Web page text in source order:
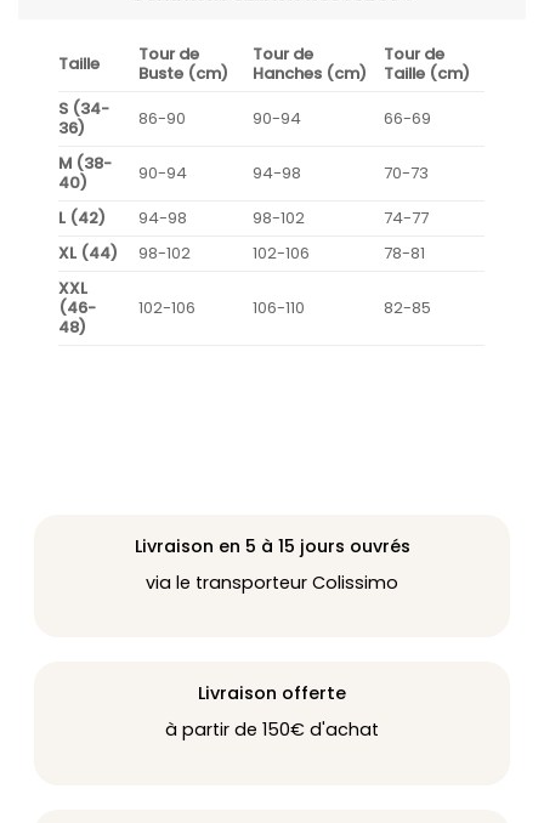
Taille
Tour de
Buste (cm)
Tour de
Hanches (cm)
Tour de
Taille (cm)
S (34-
36)
86-90 90-94
66-69
M (38-
40)
90-94 94-98
70-73
L (42)
94-98 98-102
74-77
XL (44)
98-102 102-106
78-81
XXL
(46-
48)
102-106 106-110 82-85
Livraison en 5 à 15 jours ouvrés
via le transporteur Colissimo
Livraison offerte
à partir de 150€ d'achat